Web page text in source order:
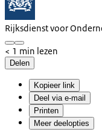
Rijksdienst voor
< 1 min lezen
Delen
Kopieer link
Deel via e-mail
Printen
Meer deelopties